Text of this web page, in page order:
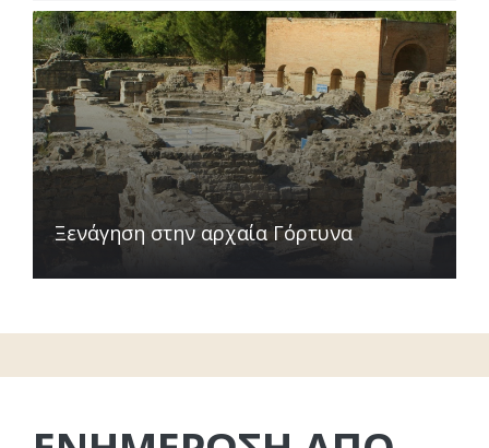
Ξενάγηση στην αρχαία Γόρτυνα